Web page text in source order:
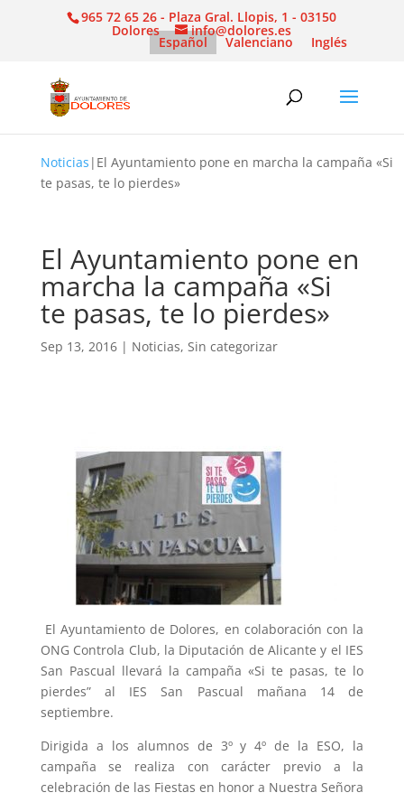
965 72 65 26 - Plaza Gral. Llopis, 1 - 03150
Dolores info@dolores.es
Español Valenciano Inglés
Noticias | El Ayuntamiento pone en marcha la campaña «Si
te pasas, te lo pierdes»
El Ayuntamiento pone en
marcha la campaña «Si
te pasas, te lo pierdes»
Sep 13, 2016| Noticias, Sin categorizar
El Ayuntamiento de Dolores, en colaboración con la
ONG Controla Club, la Diputación de Alicante y el IES
San Pascual llevará la campaña «Si te pasas, te lo
pierdes” al IES San Pascual mañana 14 de
septiembre.
Dirigida a los alumnos de 3º y 4º de la ESO, la
campaña se realiza con carácter previo a la
celebración de las Fiestas en honor a Nuestra Señora